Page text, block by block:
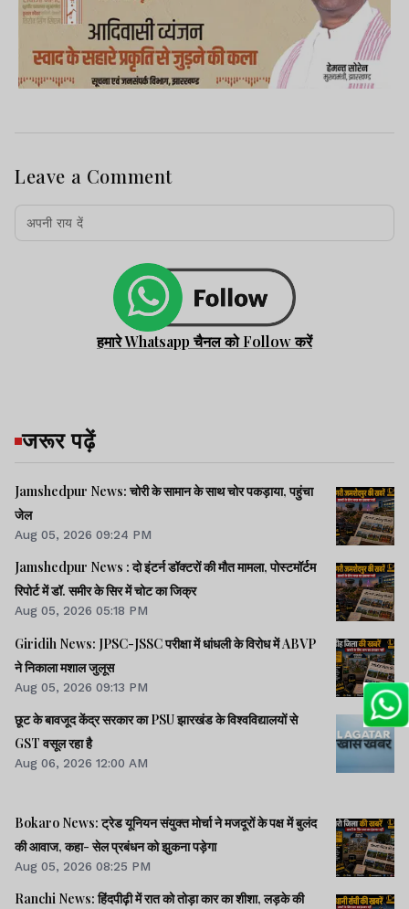
Leave a Comment
हमारे Whatsapp चैनल को Follow करें
जरूर पढ़ें
Jamshedpur News: चोरी के सामान के साथ चोर पकड़ाया, पहुंचा
जेल
Aug 05, 2026 09:24 PM
Jamshedpur News : दो इंटर्न डॉक्टरों की मौत मामला, पोस्टमॉर्टम
रिपोर्ट में डॉ. समीर के सिर में चोट का जिक्र
Aug 05, 2026 05:18 PM
Giridih News: JPSC-JSSC परीक्षा में धांधली के विरोध में ABVP
ने निकाला मशाल जुलूस
Aug 05, 2026 09:13 PM
छूट के बावजूद केंद्र सरकार का PSU झारखंड के विश्वविद्यालयों से
GST वसूल रहा है
Aug 06, 2026 12:00 AM
Bokaro News: ट्रेड यूनियन संयुक्त मोर्चा ने मजदूरों के पक्ष में बुलंद
की आवाज, कहा- सेल प्रबंधन को झुकना पड़ेगा
Aug 05, 2026 08:25 PM
Ranchi News: हिंदपीढ़ी में रात को तोड़ा कार का शीशा, लड़के की